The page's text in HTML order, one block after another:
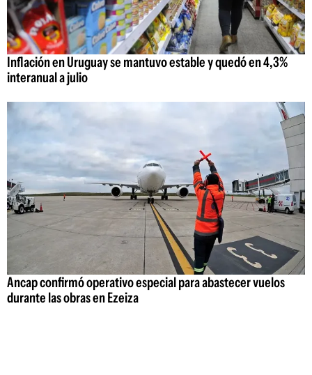
Inflación en Uruguay se mantuvo estable y quedó en 4,3%
interanual a julio
Ancap confirmó operativo especial para abastecer vuelos
durante las obras en Ezeiza